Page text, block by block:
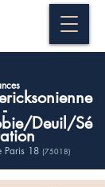
-
Deuil/Sé
Paris 18 (75018)